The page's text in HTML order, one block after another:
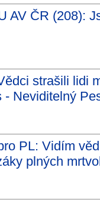
AV ČR (208):
strašili lidi
- Neviditelný
PL: Vidím
plných